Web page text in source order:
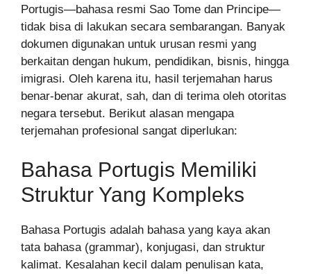
Portugis—bahasa resmi Sao Tome dan Principe—
tidak bisa di lakukan secara sembarangan. Banyak
dokumen digunakan untuk urusan resmi yang
berkaitan dengan hukum, pendidikan, bisnis, hingga
imigrasi. Oleh karena itu, hasil terjemahan harus
benar-benar akurat, sah, dan di terima oleh otoritas
negara tersebut. Berikut alasan mengapa
terjemahan profesional sangat diperlukan:
Bahasa Portugis Memiliki
Struktur Yang Kompleks
Bahasa Portugis adalah bahasa yang kaya akan
tata bahasa (grammar), konjugasi, dan struktur
kalimat. Kesalahan kecil dalam penulisan kata,